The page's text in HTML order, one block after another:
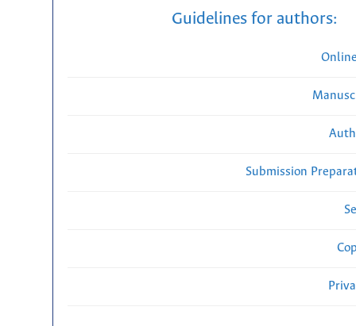
Guidelines for authors:
Submission